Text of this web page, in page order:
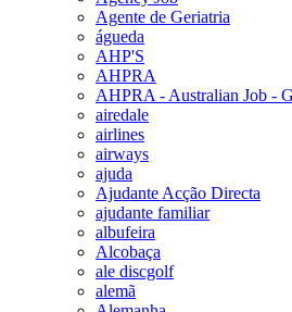
Agente de Geriatria
águeda
AHP'S
AHPRA
AHPRA - Australian Job -
airedale
airlines
airways
ajuda
Ajudante Acção Directa
ajudante familiar
albufeira
Alcobaça
ale discgolf
alemã